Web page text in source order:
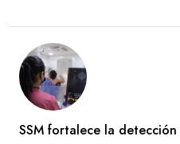
SSM fortalece la